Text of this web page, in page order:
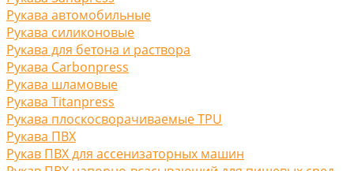
Рукава автомобильные
Рукава силиконовые
Рукава для бетона и раствора
Рукава Carbonpress
Рукава шламовые
Рукава Titanpress
Рукава плоскосворачиваемые TPU
Рукава ПВХ
Рукав ПВХ для ассенизаторных машин